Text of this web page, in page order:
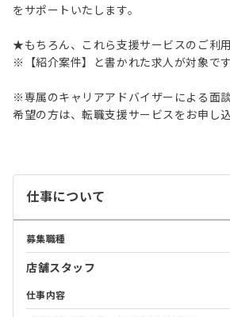
をサポートいたします。
★もちろん、これら支援サービスのご利
※【紹介案件】と書かれた求人が対象です
※専属のキャリアアドバイザーによる面
希望の方は、転職支援サービスをお申し
仕事について
募集職種
店舗スタッフ
仕事内容